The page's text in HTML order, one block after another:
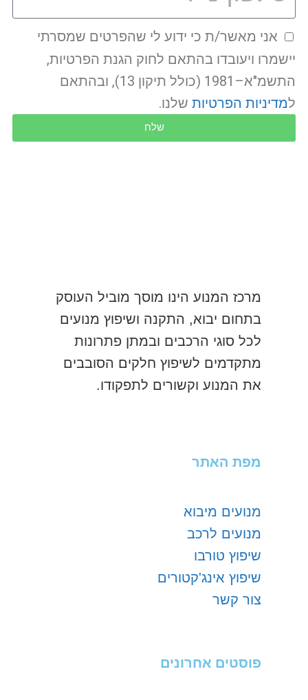
אני מאשר/ת כי ידוע לי שהפרטים שמסרתי
יישמרו ויעובדו בהתאם לחוק הגנת הפרטיות,
התשמ"א–1981 (כולל תיקון 13), ובהתאם
למדיניות הפרטיותשלנו.
שלח
מרכז המנוע הינו מוסך מוביל העוסק
בתחום יבוא, התקנה ושיפוץ מנועים
לכל סוגי הרכבים ובמתן פתרונות
מתקדמים לשיפוץ חלקים הסובבים
את המנוע וקשורים לתפקודו.
מפת האתר
מנועים מיבוא
מנועים לרכב
שיפוץ טורבו
שיפוץ אינג'קטורים
צור קשר
פוסטים אחרונים